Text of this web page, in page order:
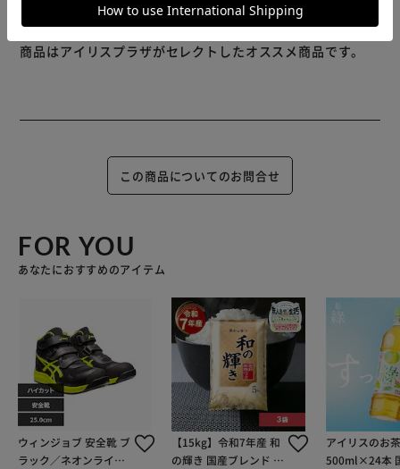
ル又は注文内容の変更をお願いいたしております。
予めご了承くださいますようお願いいたします。■こちらの
商品はアイリスプラザがセレクトしたオススメ商品です。
この商品についてのお問合せ
FOR YOU
あなたにおすすめのアイテム
ウィンジョブ 安全靴 ブ
ラック／ネオンライム
【15kg】令和7年産 和
の輝き 国産ブレンド 5
アイリスのお
500ml×24本